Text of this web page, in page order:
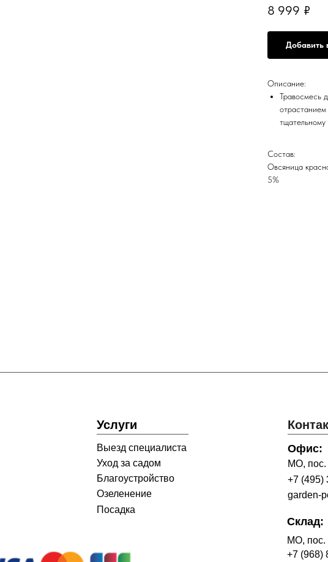
8 999 ₽
Добавить
Описание:
Травосмесь
отрастанием
тщательному
Состав:
Овсяница
5%
Услуги
garden-
+7 (495)
МО, пос.
Офис:
МО, пос.
+7 (968)
Склад:
Выезд специалиста
Уход за садом
Благоустройство
Озеленение
Посадка